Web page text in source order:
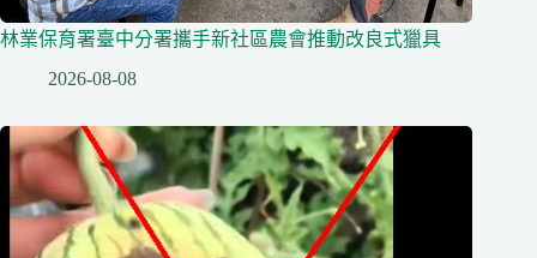
林業保育署臺中分署攜手新社區農會推動改良式獵具
2026-08-08